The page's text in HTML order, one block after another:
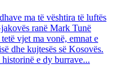
ma të vështira të luftës
ranë Mark Tunë
vjet ma vonë, emnat e
dhe kujtesës së Kosovës.
e dy burrave...